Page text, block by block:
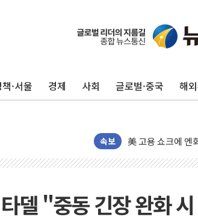
·서울 경제 사회 글로벌·중국 해
속보
트럼프, 백신·자
美 항소법원, 백악
美 고용 쇼크에
[AI MY 뉴스] 뉴욕
[종합] 美 7월 고
[사진] 이슬람 수니
델 "중동 긴장 완화